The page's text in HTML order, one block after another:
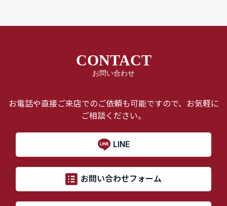
CONTACT
お問い合わせ
お電話や直接ご来店でのご依頼も可能ですので、お気軽に
ご相談ください。
LINE
お問い合わせフォーム